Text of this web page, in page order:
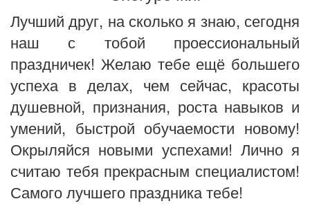
Лучший друг, на сколько я знаю, сегодня
наш с тобой проессиональный
праздничек! Желаю тебе ещё большего
успеха в делах, чем сейчас, красоты
душевной, признания, роста навыков и
умений, быстрой обучаемости новому!
Окрыляйся новыми успехами! Лично я
считаю тебя прекрасным специалистом!
Самого лучшего праздника тебе!